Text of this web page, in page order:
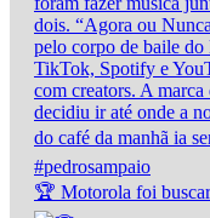
🏆 Motorola foi